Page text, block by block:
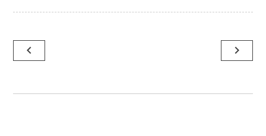
Beitragsnavigation
navigate_before navigate_next